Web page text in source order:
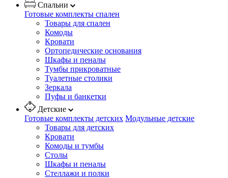
Спальни
Готовые комплекты спален
Товары для спален
Комоды
Кровати
Ортопедические основания
Шкафы и пеналы
Тумбы прикроватные
Туалетные столики
Зеркала
Пуфы и банкетки
Детские
Готовые комплекты детских Модульные детские
Товары для детских
Кровати
Комоды и тумбы
Столы
Шкафы и пеналы
Стеллажи и полки